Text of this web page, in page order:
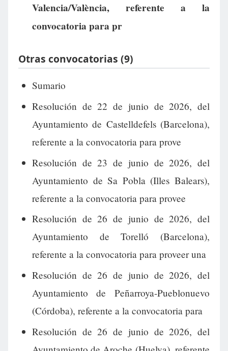
Valencia/València, referente a la
convocatoria para pr
Otras convocatorias (9)
Sumario
Resolución de 22 de junio de 2026, del
Ayuntamiento de Castelldefels (Barcelona),
referente a la convocatoria para prove
Resolución de 23 de junio de 2026, del
Ayuntamiento de Sa Pobla (Illes Balears),
referente a la convocatoria para provee
Resolución de 26 de junio de 2026, del
Ayuntamiento de Torelló (Barcelona),
referente a la convocatoria para proveer una
Resolución de 26 de junio de 2026, del
Ayuntamiento de Peñarroya-Pueblonuevo
(Córdoba), referente a la convocatoria para
Resolución de 26 de junio de 2026, del